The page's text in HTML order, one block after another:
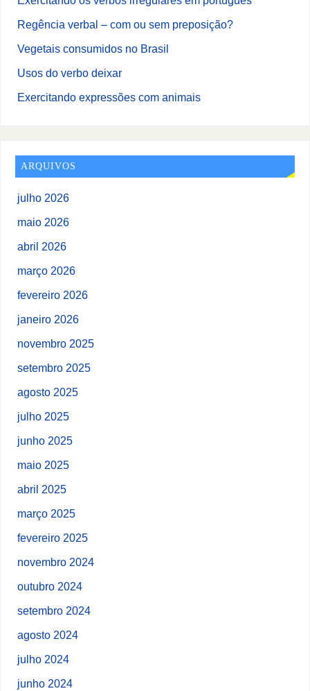
Regência verbal – com ou sem preposição?
Vegetais consumidos no Brasil
Usos do verbo deixar
Exercitando expressões com animais
ARQUIVOS
julho 2026
maio 2026
abril 2026
março 2026
fevereiro 2026
janeiro 2026
novembro 2025
setembro 2025
agosto 2025
julho 2025
junho 2025
maio 2025
abril 2025
março 2025
fevereiro 2025
novembro 2024
outubro 2024
setembro 2024
agosto 2024
julho 2024
junho 2024